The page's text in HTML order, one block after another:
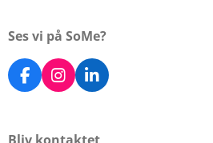
Ses vi på SoMe?
F
a
I
n
L
i